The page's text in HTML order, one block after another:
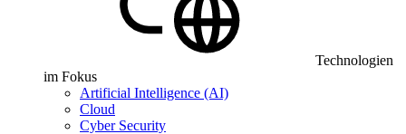
Technologien
im Fokus
Artificial Intelligence (AI)
Cloud
Cyber Security